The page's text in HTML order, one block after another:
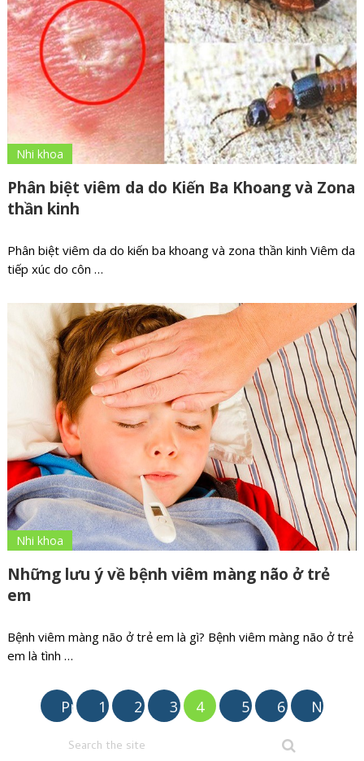
Phân biệt viêm da do Kiến Ba Khoang và Zona
thần kinh
Nhi khoa
Phân biệt viêm da do kiến ba khoang và zona thần kinh Viêm da
tiếp xúc do côn …
Những lưu ý về bệnh viêm màng não ở trẻ
em
Nhi khoa
Bệnh viêm màng não ở trẻ em là gì? Bệnh viêm màng não ở trẻ
em là tình …
Phân
trang
Prev 1 2 3 4 5 6 Next